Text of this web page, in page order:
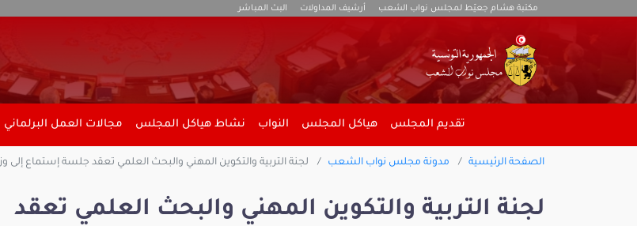
مكتبة هشام جعيّط لمجلس نواب الشعب أرشيف المداولات البث المباشر
تقديم المجلس هياكل المجلس النواب نشاط هياكل المجلس مجالات العمل البرلماني
الصفحة الرئيسية مدونة مجلس نواب الشعب لجنة التربية والتكوين المهني والبحث العلمي تعقد جلسة إستماع إلى
لجنة التربية والتكوين المهني والبحث العلمي تعقد